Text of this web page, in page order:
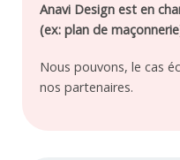
Anavi Design est en
(ex: plan de
Nous pouvons, le cas
nos partenaires.